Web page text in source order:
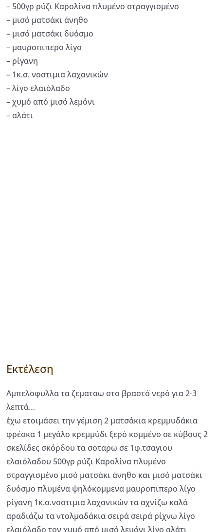
– 500γρ ρύζι Καρολίνα πλυμένο στραγγισμένο
– μισό ματσάκι άνηθο
– μισό ματσάκι δυόσμο
– μαυροπιπερο λίγο
– ρίγανη
– 1κ.σ. νοστιμια λαχανικών
– λίγο ελαιόλαδο
– χυμό από μισό λεμόνι
– αλάτι
Εκτέλεση
Αμπελοφυλλα τα ζεματαω στο βραστό νερό για 2-3
λεπτά…
έχω ετοιμάσει την γέμιση 2 ματσάκια κρεμμυδάκια
φρέσκα 1 μεγάλο κρεμμύδι ξερό κομμένο σε κύβους 2
σκελίδες σκόρδου τα σοταρω σε 1φ.τσαγιου
ελαιόλαδου 500γρ ρύζι Καρολίνα πλυμένο
στραγγισμένο μισό ματσάκι άνηθο και μισό ματσάκι
δυόσμο πλυμένα ψηλόκομμενα μαυροπιπερο λίγο
ρίγανη 1κ.σ.νοστιμια λαχανικών τα αχνίζω καλά
αραδιάζω τα ντολμαδάκια σειρά σειρά ρίχνω λίγο
ελαιόλαδο τον χυμό από μισό λεμόνι λίγο αλάτι